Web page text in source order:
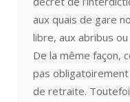
aux quais de gare
libre, aux abribus
De la même façon,
pas
de retraite.